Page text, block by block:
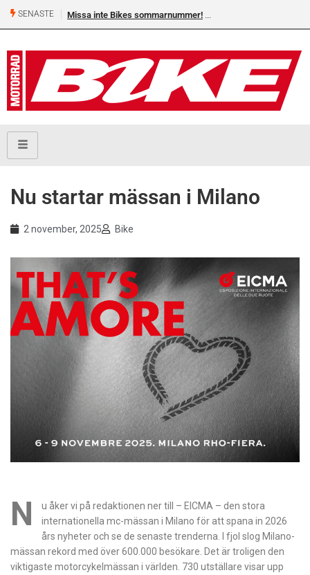
SENASTE Missa inte Bikes sommarnummer!
Nu startar mässan i Milano
2 november, 2025 Bike
N
u åker vi på redaktionen ner till – EICMA – den stora
internationella mc-mässan i Milano för att spana in 2026
års nyheter och se de senaste trenderna. I fjol slog Milano-
mässan rekord med över 600.000 besökare. Det är troligen den
viktigaste motorcykelmässan i världen. 730 utställare visar upp